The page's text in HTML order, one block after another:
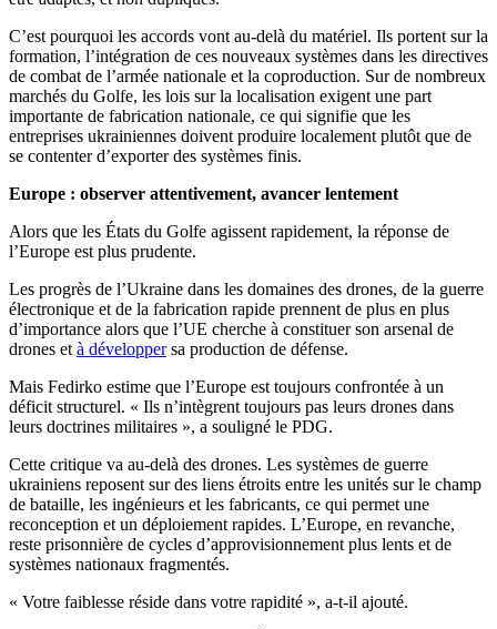
C’est pourquoi les accords vont au-delà du matériel. Ils portent sur la
formation, l’intégration de ces nouveaux systèmes dans les directives
de combat de l’armée nationale et la coproduction. Sur de nombreux
marchés du Golfe, les lois sur la localisation exigent une part
importante de fabrication nationale, ce qui signifie que les
entreprises ukrainiennes doivent produire localement plutôt que de
se contenter d’exporter des systèmes finis.
Europe : observer attentivement, avancer lentement
Alors que les États du Golfe agissent rapidement, la réponse de
l’Europe est plus prudente.
Les progrès de l’Ukraine dans les domaines des drones, de la guerre
électronique et de la fabrication rapide prennent de plus en plus
d’importance alors que l’UE cherche à constituer son arsenal de
drones et à développersa production de défense.
Mais Fedirko estime que l’Europe est toujours confrontée à un
déficit structurel. « Ils n’intègrent toujours pas leurs drones dans
leurs doctrines militaires », a souligné le PDG.
Cette critique va au-delà des drones. Les systèmes de guerre
ukrainiens reposent sur des liens étroits entre les unités sur le champ
de bataille, les ingénieurs et les fabricants, ce qui permet une
reconception et un déploiement rapides. L’Europe, en revanche,
reste prisonnière de cycles d’approvisionnement plus lents et de
systèmes nationaux fragmentés.
« Votre faiblesse réside dans votre rapidité », a-t-il ajouté.